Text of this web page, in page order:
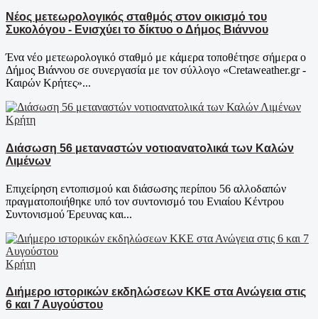
Νέος μετεωρολογικός σταθμός στον οικισμό του
Συκολόγου - Ενισχύει το δίκτυο ο Δήμος Βιάννου
Ένα νέο μετεωρολογικό σταθμό με κάμερα τοποθέτησε σήμερα ο
Δήμος Βιάννου σε συνεργασία με τον σύλλογο «Cretaweather.gr -
Καιρών Κρήτες»...
Κρήτη
Διάσωση 56 μεταναστών νοτιοανατολικά των Καλών
Λιμένων
Επιχείρηση εντοπισμού και διάσωσης περίπου 56 αλλοδαπών
πραγματοποιήθηκε υπό τον συντονισμό του Ενιαίου Κέντρου
Συντονισμού Έρευνας και...
Κρήτη
Διήμερο ιστορικών εκδηλώσεων ΚΚΕ στα Ανώγεια στις
6 και 7 Αυγούστου